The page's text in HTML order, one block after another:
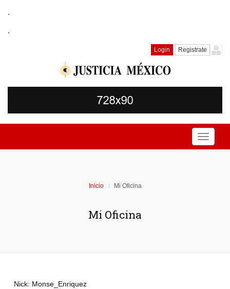
.
.
Login Registrate
Toggle
Inicio Mi Oficina
Mi Oficina
Nick: Monse_Enriquez